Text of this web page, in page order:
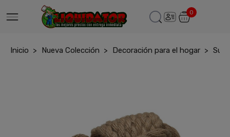
0
Inicio Nueva Colección Decoración para el hogar